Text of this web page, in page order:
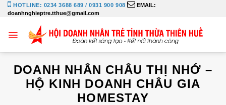
Bỏ
qua
dung
HOTLINE: 0234 3688 689 / 0931 900 908
EMAIL:
doanhnghieptre.tthue@gmail.com
DOANH NHÂN CHÂU THỊ NHỚ –
HỘ KINH DOANH CHÂU GIA
HOMESTAY